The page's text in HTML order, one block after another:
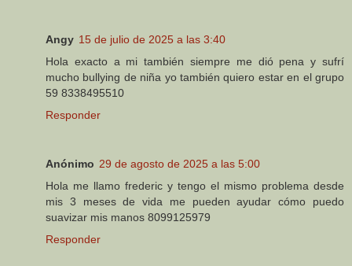
Angy 15 de julio de 2025 a las 3:40
Hola exacto a mi también siempre me dió pena y sufrí
mucho bullying de niña yo también quiero estar en el grupo
59 8338495510
Responder
Anónimo 29 de agosto de 2025 a las 5:00
Hola me llamo frederic y tengo el mismo problema desde
mis 3 meses de vida me pueden ayudar cómo puedo
suavizar mis manos 8099125979
Responder